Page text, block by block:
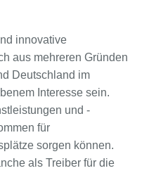
innovative
aus mehreren Gründen
Deutschland im
Interesse sein.
und -
für
sorgen können.
als Treiber für die